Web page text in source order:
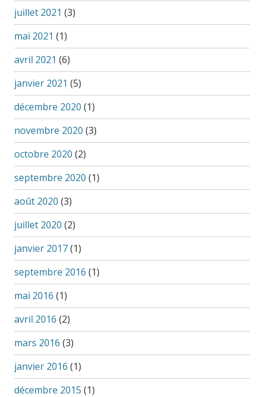
juillet 2021 (3)
mai 2021 (1)
avril 2021 (6)
janvier 2021 (5)
décembre 2020 (1)
novembre 2020 (3)
octobre 2020 (2)
septembre 2020 (1)
août 2020 (3)
juillet 2020 (2)
janvier 2017(1)
septembre 2016 (1)
mai 2016 (1)
avril 2016 (2)
mars 2016 (3)
janvier 2016 (1)
décembre 2015 (1)